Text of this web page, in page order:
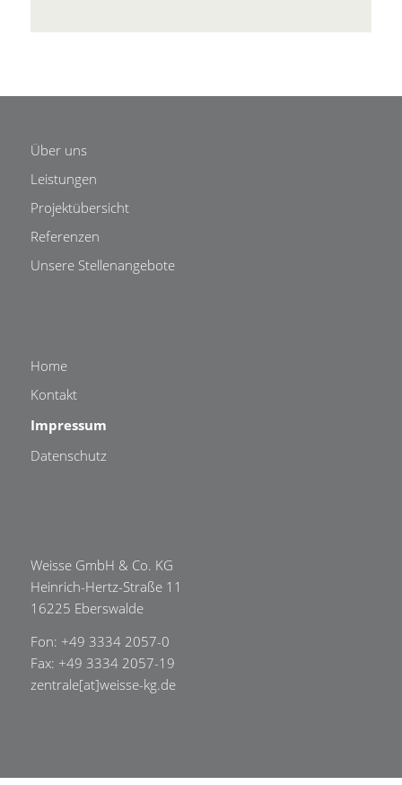
Über uns
Leistungen
Projektübersicht
Referenzen
Unsere Stellenangebote
Home
Kontakt
Impressum
Datenschutz
Weisse GmbH & Co. KG
Heinrich-Hertz-Straße 11
16225 Eberswalde
Fon: +49 3334 2057-0
Fax: +49 3334 2057-19
zentrale[at]weisse-kg.de